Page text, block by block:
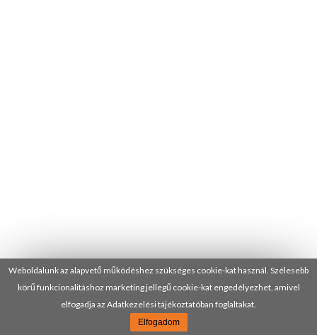
Weboldalunk az alapvető működéshez szükséges cookie-kat használ. Szélesebb
körű funkcionalitáshoz marketing jellegű cookie-kat engedélyezhet, amivel
elfogadja az Adatkezelési tájékoztatóban foglaltakat.
Elfogadom